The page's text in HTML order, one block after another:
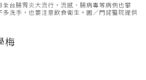
台腸胃炎大流行，流感、腸病毒等病例也攀
洗手，也要注意飲食衛生。圖／門諾醫院提供
梅